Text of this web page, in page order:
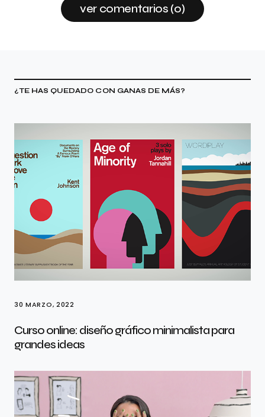
ver comentarios (0)
¿TE HAS QUEDADO CON GANAS DE MÁS?
30 MARZO, 2022
Curso online: diseño gráfico minimalista para
grandes ideas